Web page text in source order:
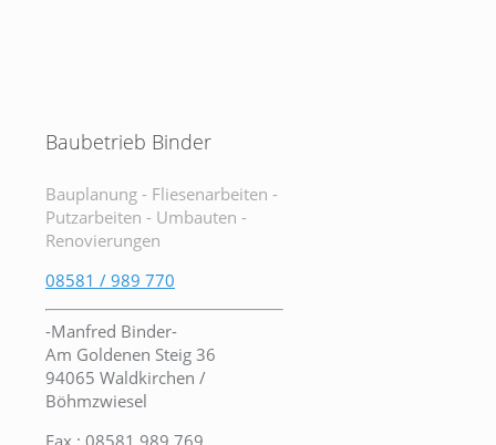
Baubetrieb Binder
Bauplanung - Fliesenarbeiten -
Putzarbeiten - Umbauten -
Renovierungen
08581 / 989 770
-Manfred Binder-
Am Goldenen Steig 36
94065 Waldkirchen /
Böhmzwiesel
Fax.: 08581 989 769